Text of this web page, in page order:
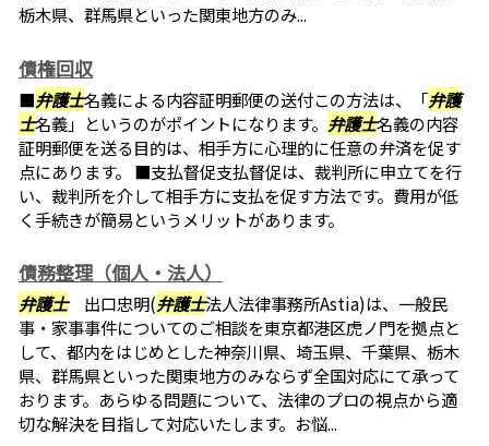
栃木県、群馬県といった関東地方のみ...
債権回収
■弁護士名義による内容証明郵便の送付この方法は、「弁護
士名義」というのがポイントになります。 弁護士名義の内容
証明郵便を送る目的は、相手方に心理的に任意の弁済を促す
点にあります。 ■支払督促支払督促は、裁判所に申立てを行
い、裁判所を介して相手方に支払を促す方法です。費用が低
く手続きが簡易というメリットがあります。
債務整理（個人・法人）
弁護士出口忠明(弁護士法人法律事務所Astia)は、一般民
事・家事事件についてのご相談を東京都港区虎ノ門を拠点と
して、都内をはじめとした神奈川県、埼玉県、千葉県、栃木
県、群馬県といった関東地方のみならず全国対応にて承って
おります。あらゆる問題について、法律のプロの視点から適
切な解決を目指して対応いたします。お悩...